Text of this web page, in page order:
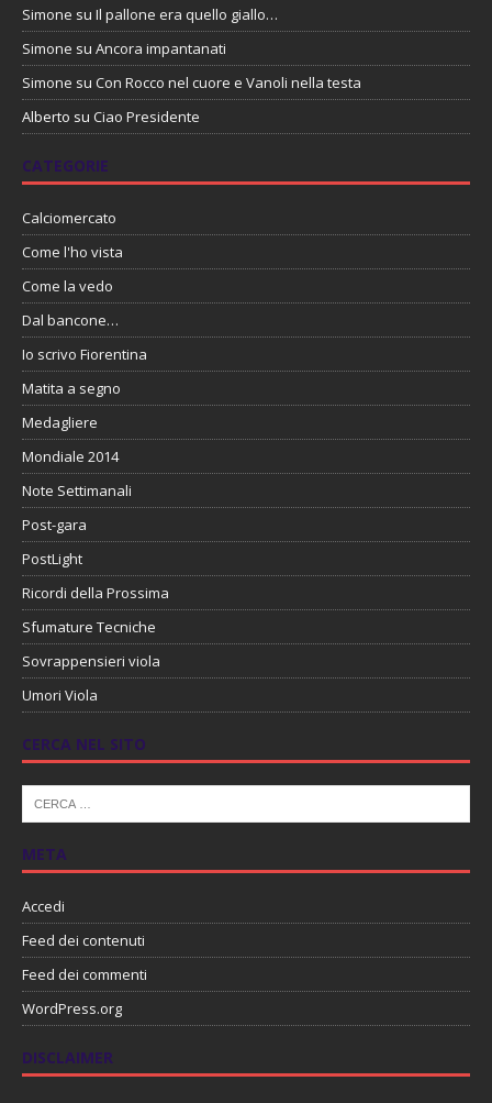
Simone su Il pallone era quello giallo…
Simone su Ancora impantanati
Simone su Con Rocco nel cuore e Vanoli nella testa
Alberto su Ciao Presidente
CATEGORIE
Calciomercato
Come l'ho vista
Come la vedo
Dal bancone…
Io scrivo Fiorentina
Matita a segno
Medagliere
Mondiale 2014
Note Settimanali
Post-gara
PostLight
Ricordi della Prossima
Sfumature Tecniche
Sovrappensieri viola
Umori Viola
CERCA NEL SITO
META
Accedi
Feed dei contenuti
Feed dei commenti
WordPress.org
DISCLAIMER